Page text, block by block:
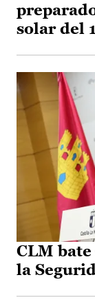
solar del
CLM
la